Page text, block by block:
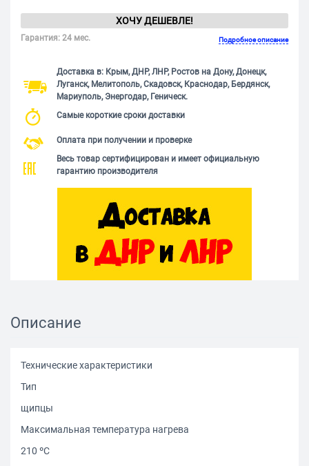
ХОЧУ ДЕШЕВЛЕ!
Гарантия: 24 мес. Подробное описание
Доставка в: Крым, ДНР, ЛНР, Ростов на Дону, Донецк,
Луганск, Мелитополь, Скадовск, Краснодар, Бердянск,
Мариуполь, Энергодар, Геническ.
Самые короткие сроки доставки
Оплата при получении и проверке
Весь товар сертифицирован и имеет официальную
гарантию производителя
Описание
Технические характеристики
Тип
щипцы
Максимальная температура нагрева
210 ºС